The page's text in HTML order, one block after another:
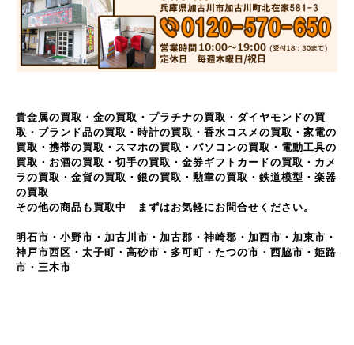
貴金属の買取・金の買取・プラチナの買取・ダイヤモンドの買
取・ブランド品の買取・時計の買取・香水コスメの買取・家電の
買取・携帯の買取・スマホの買取・パソコンの買取・電動工具の
買取・お酒の買取・切手の買取・金券ギフトカードの買取・カメ
ラの買取・金貨の買取・銀の買取・勲章の買取・鉄道模型・楽器
の買取
その他の商品も買取中 まずはお気軽にお問合せください。
明石市・小野市・加古川市・加古郡・神崎郡・加西市・加東市・
神戸市西区・太子町・高砂市・多可町・たつの市・西脇市・姫路
市・三木市